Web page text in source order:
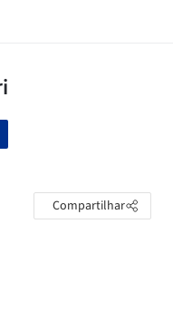
Compartilhar